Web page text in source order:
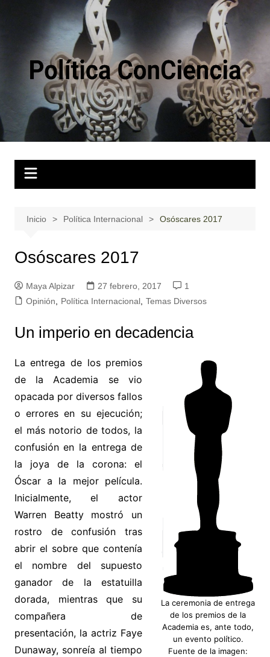
Inicio Política Internacional Osóscares 2017
Osóscares 2017
Maya Alpizar 27 febrero, 2017
1
Opinión
Política Internacional, Temas Diversos
Un imperio en decadencia
La ceremonia de entrega
de los premios de la
Academia es, ante todo,
un evento político.
Fuente de la imagen:
La entrega de los premios
de la Academia se vio
opacada por diversos fallos
o errores en su ejecución;
el más notorio de todos, la
confusión en la entrega de
la joya de la corona: el
Óscar a la mejor película.
Inicialmente, el actor
Warren Beatty mostró un
rostro de confusión tras
abrir el sobre que contenía
el nombre del supuesto
ganador de la estatuilla
dorada, mientras que su
compañera de
presentación, la actriz Faye
Dunaway, sonreía al tiempo